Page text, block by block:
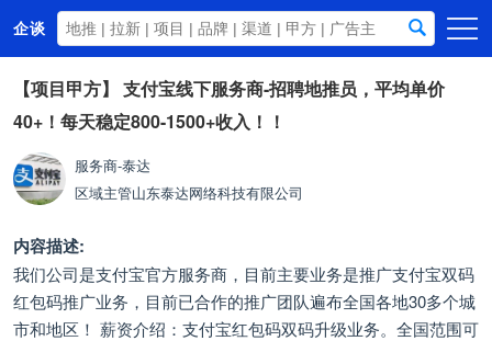
企谈
首页
商务资源
资讯动态
关于我们
【项目甲方】 支付宝线下服务商-招聘地推员，平均单价
40+！每天稳定800-1500+收入！！
服务商-泰达
区域主管山东泰达网络科技有限公司
内容描述:
我们公司是支付宝官方服务商，目前主要业务是推广支付宝双码
红包码推广业务，目前已合作的推广团队遍布全国各地30多个城
市和地区！ 薪资介绍：支付宝红包码双码升级业务。全国范围可